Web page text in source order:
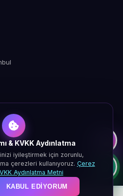
Tüm hakları saklıdır.
Çerez Şartlar
& KVKK Aydınlatma
iyileştirmek için zorunlu,
çerezleri kullanıyoruz. Çerez
Aydınlatma Metni
KABUL EDIYORUM